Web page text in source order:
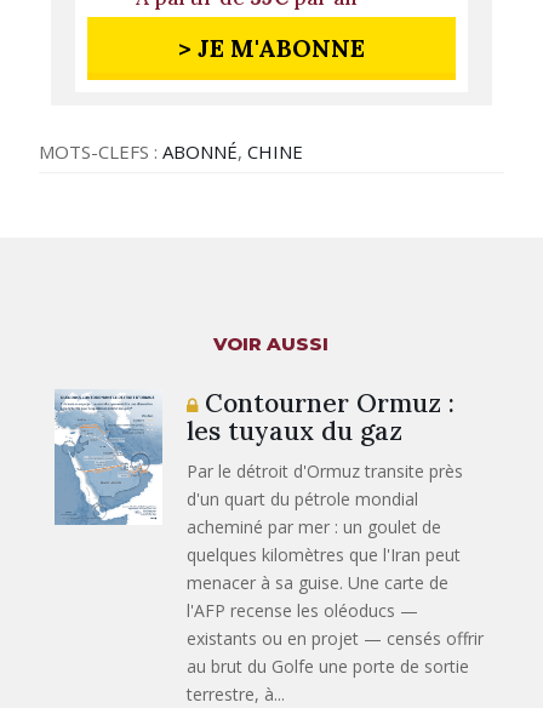
> JE M'ABONNE
MOTS-CLEFS :ABONNÉ,CHINE
VOIR AUSSI
Contourner Ormuz :
les tuyaux du gaz
Par le détroit d'Ormuz transite près
d'un quart du pétrole mondial
acheminé par mer : un goulet de
quelques kilomètres que l'Iran peut
menacer à sa guise. Une carte de
l'AFP recense les oléoducs —
existants ou en projet — censés offrir
au brut du Golfe une porte de sortie
terrestre, à...